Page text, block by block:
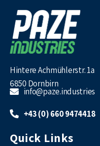
Hintere Achmühlerstr. 1a
6850 Dornbirn
info@paze.industries
+43 (0) 660 9474418
Quick Links